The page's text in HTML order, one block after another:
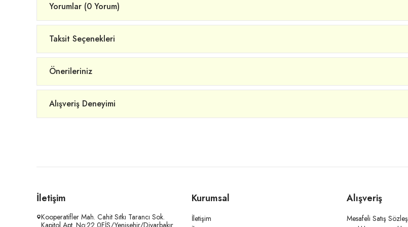
Yorumlar (0 Yorum)
Taksit Seçenekleri
Önerileriniz
Alışveriş Deneyimi
İletişim
Kooperatifler Mah. Cahit Sıtkı Tarancı Sok.
Kapitol Apt. No:22 0FİS/Yenişehir/Diyarbakır
Kurumsal
İletişim
Alışveriş
Mesafeli Satış